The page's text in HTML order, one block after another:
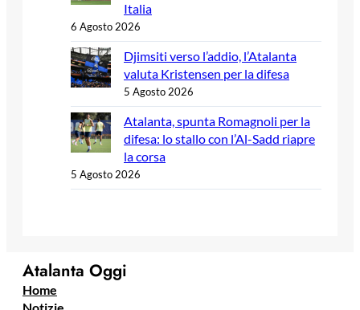
Italia
6 Agosto 2026
Djimsiti verso l’addio, l’Atalanta
valuta Kristensen per la difesa
5 Agosto 2026
Atalanta, spunta Romagnoli per la
difesa: lo stallo con l’Al-Sadd riapre
la corsa
5 Agosto 2026
Atalanta Oggi
Home